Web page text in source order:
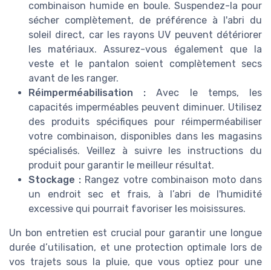
combinaison humide en boule. Suspendez-la pour
sécher complètement, de préférence à l'abri du
soleil direct, car les rayons UV peuvent détériorer
les matériaux. Assurez-vous également que la
veste et le pantalon soient complètement secs
avant de les ranger.
Réimperméabilisation : Avec le temps, les
capacités imperméables peuvent diminuer. Utilisez
des produits spécifiques pour réimperméabiliser
votre combinaison, disponibles dans les magasins
spécialisés. Veillez à suivre les instructions du
produit pour garantir le meilleur résultat.
Stockage : Rangez votre combinaison moto dans
un endroit sec et frais, à l’abri de l'humidité
excessive qui pourrait favoriser les moisissures.
Un bon entretien est crucial pour garantir une longue
durée d’utilisation, et une protection optimale lors de
vos trajets sous la pluie, que vous optiez pour une